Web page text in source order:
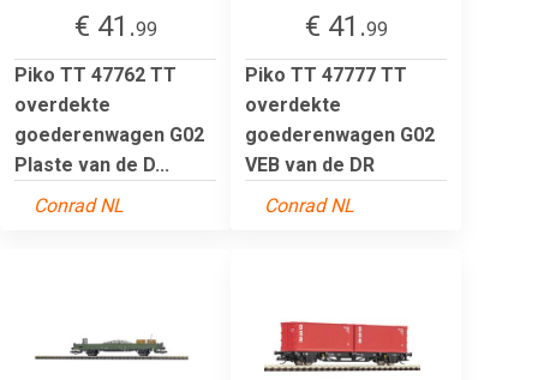
€ 41.99
Piko TT 47762 TT
overdekte
goederenwagen G02
Plaste van de D...
Conrad NL
€ 41.99
Piko TT 47777 TT
overdekte
goederenwagen G02
VEB van de DR
Conrad NL